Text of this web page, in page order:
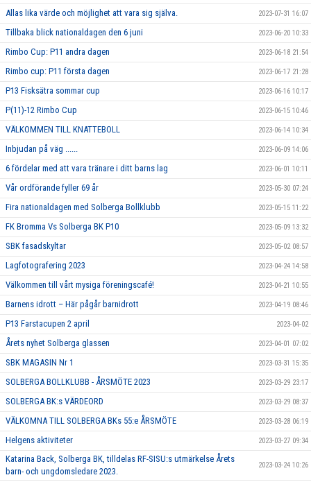
Allas lika värde och möjlighet att vara sig själva. 2023-07-31 16:07
Tillbaka blick nationaldagen den 6 juni 2023-06-20 10:33
Rimbo Cup: P11 andra dagen 2023-06-18 21:54
Rimbo cup: P11 första dagen 2023-06-17 21:28
P13 Fisksätra sommar cup 2023-06-16 10:17
P(11)-12 Rimbo Cup 2023-06-15 10:46
VÄLKOMMEN TILL KNATTEBOLL 2023-06-14 10:34
Inbjudan på väg ...... 2023-06-09 14:06
6 fördelar med att vara tränare i ditt barns lag 2023-06-01 10:11
Vår ordförande fyller 69 år 2023-05-30 07:24
Fira nationaldagen med Solberga Bollklubb 2023-05-15 11:22
FK Bromma Vs Solberga BK P10 2023-05-09 13:32
SBK fasadskyltar 2023-05-02 08:57
Lagfotografering 2023 2023-04-24 14:58
Välkommen till vårt mysiga föreningscafé! 2023-04-21 10:55
Barnens idrott – Här pågår barnidrott 2023-04-19 08:46
P13 Farstacupen 2 april 2023-04-02
Årets nyhet Solberga glassen 2023-04-01 07:02
SBK MAGASIN Nr 1 2023-03-31 15:35
SOLBERGA BOLLKLUBB - ÅRSMÖTE 2023 2023-03-29 23:17
SOLBERGA BK:s VÄRDEORD 2023-03-29 08:37
VÄLKOMNA TILL SOLBERGA BKs 55:e ÅRSMÖTE 2023-03-28 06:19
Helgens aktiviteter 2023-03-27 09:34
Katarina Back, Solberga BK, tilldelas RF-SISU:s utmärkelse Årets
barn- och ungdomsledare 2023.
2023-03-24 10:26